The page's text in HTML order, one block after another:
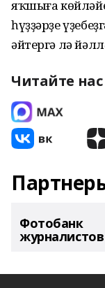
яҡшыға
һүҙҙәрҙе
әйтергә лә
Читайте нас
Фотобанк